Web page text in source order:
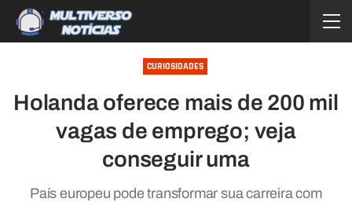
CURIOSIDADES
Holanda oferece mais de 200 mil
vagas de emprego; veja
conseguir uma
País europeu pode transformar sua carreira com